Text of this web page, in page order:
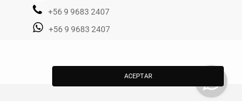
+56 9 9683 2407
+56 9 9683 2407
ACEPTAR